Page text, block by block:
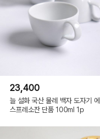
23,400
늘 설화 국산 물레 백자 도자기 에
스프레소잔 단품 100ml 1p